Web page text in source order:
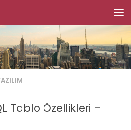
Tablo Özellikleri –